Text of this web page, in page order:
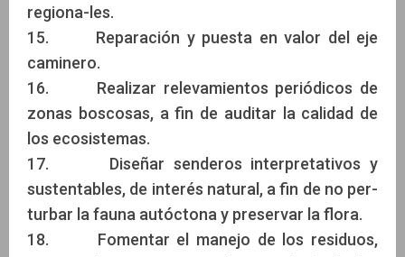
regiona-les.
15. Reparación y puesta en valor del eje
caminero.
16. Realizar relevamientos periódicos de
zonas boscosas, a fin de auditar la calidad de
los ecosistemas.
17. Diseñar senderos interpretativos y
sustentables, de interés natural, a fin de no per-
turbar la fauna autóctona y preservar la flora.
18. Fomentar el manejo de los residuos,